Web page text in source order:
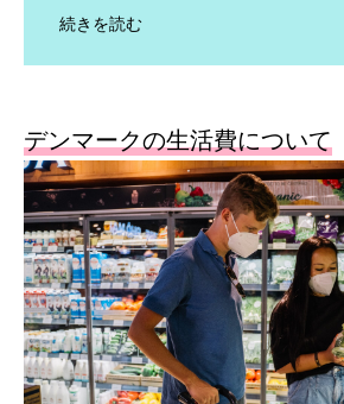
続きを読む
デンマークの生活費について